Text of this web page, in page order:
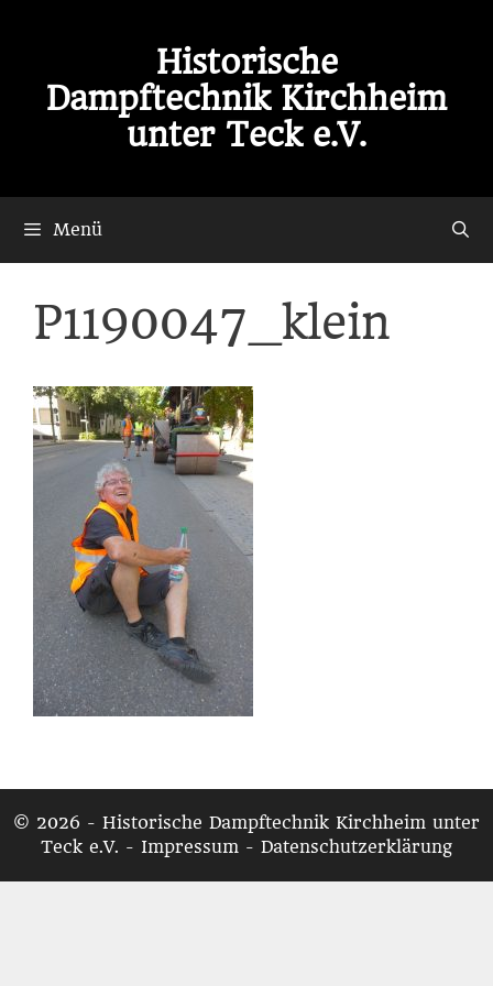
Historische
Dampftechnik Kirchheim
unter Teck e.V.
Menü
P1190047_klein
© 2026 - Historische Dampftechnik Kirchheim unter
Teck e.V. - Impressum - Datenschutzerklärung